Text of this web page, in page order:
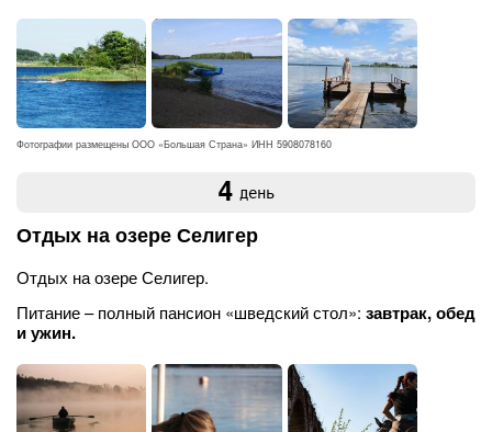
Фотографии размещены ООО «Большая Страна» ИНН 5908078160
4 день
Отдых на озере Селигер
Отдых на озере Селигер.
Питание – полный пансион «шведский стол»: завтрак, обед
и ужин.